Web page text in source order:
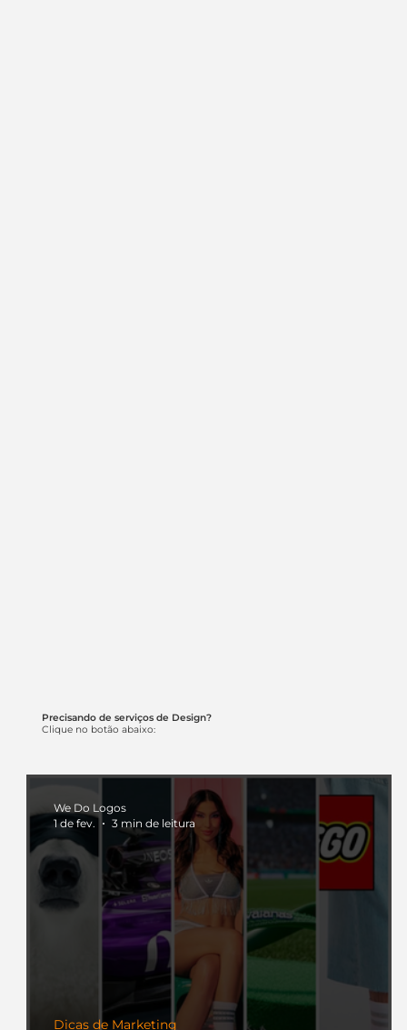
Precisando de serviços de Design?
Clique no botão abaixo:
Dicas de Marketing
We Do Logos
1 de fev.
3 min de leitura